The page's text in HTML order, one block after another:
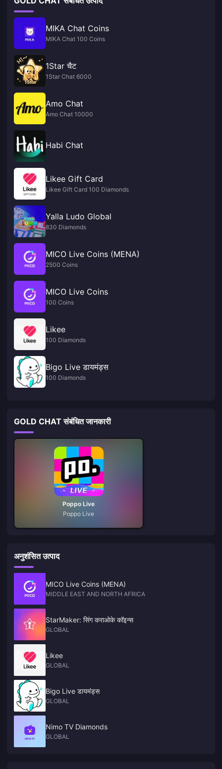
MIKA Chat Coins
MIKA Chat 100 Coins
1Star चैट
1Star Chat 6000
Amo Chat
Amo Chat 10000
Habi Chat
Likee Gift Card
Likee Gift Card 100 Diamonds
Yalla Ludo Global
830 Diamonds
MICO Live Coins (MENA)
2500 Coins
MICO Live Coins
100 Coins
Likee
100 Diamonds
Bigo Live डायमंड्स
100 Diamonds
GOLD CHAT संबंधित जानकारी
Poppo Live
Poppo Live
अनुशंसित उत्पाद
MICO Live Coins (MENA)
MIDDLE EAST AND NORTH AFRICA
StarMaker: सिंग कराओके कॉइन्स
GLOBAL
Likee
GLOBAL
Bigo Live डायमंड्स
GLOBAL
Nimo TV Diamonds
GLOBAL